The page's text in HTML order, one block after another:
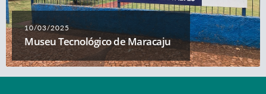
10/03/2025
Museu Tecnológico de Maracaju